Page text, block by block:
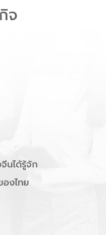
จ
นได้รู้จัก
งไทย